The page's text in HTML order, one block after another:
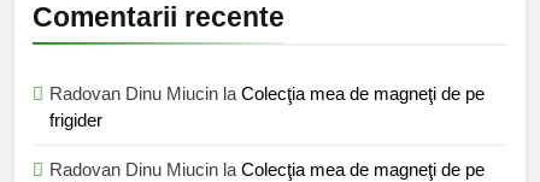
Comentarii recente
Radovan Dinu Miucin la Colecţia mea de magneţi de pe
frigider
Radovan Dinu Miucin la Colecţia mea de magneţi de pe